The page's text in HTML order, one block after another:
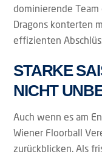
dominierende Team
Dragons konterten
effizienten
STARKE
NICHT
Auch wenn es am
Wiener Floorball
zurückblicken. Als